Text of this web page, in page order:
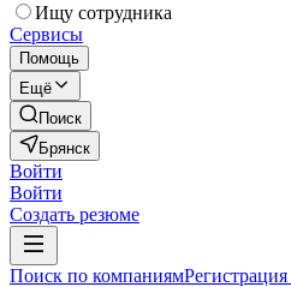
Ищу сотрудника
Сервисы
Помощь
Ещё
Поиск
Брянск
Войти
Войти
Создать резюме
Поиск по компаниямРегистрация